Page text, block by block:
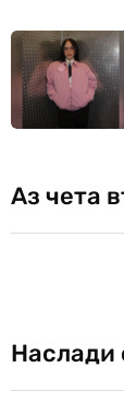
Аз чета
Наслади